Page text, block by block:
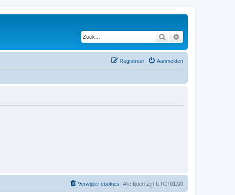
Zoek
Aanmelden
Registreer
Alle tijden zijn UTC+01:00
Verwijder cookies